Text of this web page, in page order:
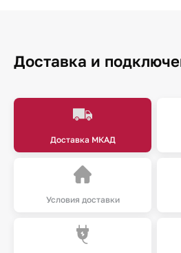
Доставка и
Доставка МКАД
Условия доставки